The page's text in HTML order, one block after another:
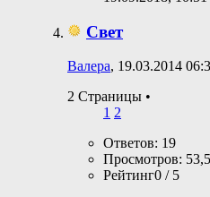
Свет
Валера, 19.03.2014
2 Страницы •
1 2
Ответов: 19
Просмотров:
Рейтинг0 / 5